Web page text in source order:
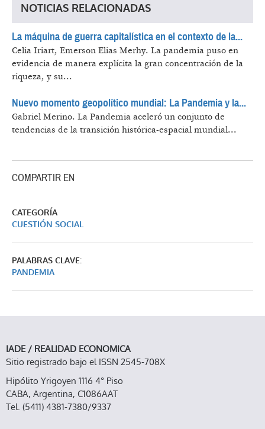
NOTICIAS RELACIONADAS
La máquina de guerra capitalística en el contexto de la...
Celia Iriart, Emerson Elias Merhy. La pandemia puso en
evidencia de manera explícita la gran concentración de la
riqueza, y su...
Nuevo momento geopolítico mundial: La Pandemia y la...
Gabriel Merino. La Pandemia aceleró un conjunto de
tendencias de la transición histórica-espacial mundial...
COMPARTIR EN
CATEGORÍA
CUESTIÓN SOCIAL
PALABRAS CLAVE:
PANDEMIA
IADE / REALIDAD ECONOMICA
Sitio registrado bajo el ISSN 2545-708X
Hipólito Yrigoyen 1116 4° Piso
CABA, Argentina, C1086AAT
Tel. (5411) 4381-7380/9337